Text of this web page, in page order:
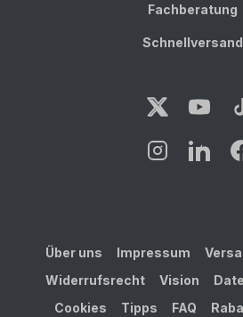
Fachberatung
Schnellversand
Über uns Impressum
Widerrufsrecht
Vision
Cookies
Tipps FAQ